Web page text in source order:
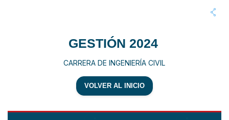
GESTIÓN 2024
CARRERA DE INGENIERÍA CIVIL
VOLVER AL INICIO